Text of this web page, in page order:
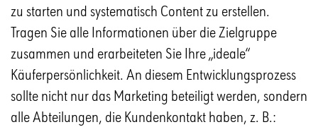
zu starten und systematisch Content zu erstellen.
Tragen Sie alle Informationen über die Zielgruppe
zusammen und erarbeiteten Sie Ihre „ideale“
Käuferpersönlichkeit. An diesem Entwicklungsprozess
sollte nicht nur das Marketing beteiligt werden, sondern
alle Abteilungen, die Kundenkontakt haben, z. B.: